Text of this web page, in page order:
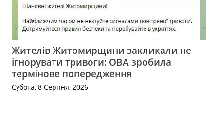
Жителів Житомирщини закликали не
ігнорувати тривоги: ОВА зробила
термінове попередження
Субота, 8 Серпня, 2026